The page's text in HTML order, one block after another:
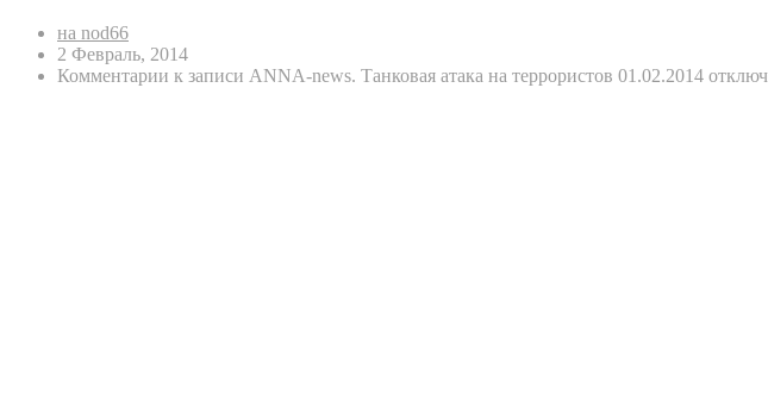
на nod66
2 Февраль, 2014
Комментарии к записи ANNA-news. Танковая атака на террористов 01.02.2014